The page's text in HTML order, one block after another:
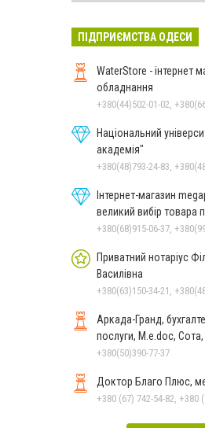
ПІДПРИЄМСТВА ОДЕСИ
WaterStore - інтернет
обладнання
Національний
академія"
Інтернет-магазин
великий вибір товара
Приватний нотаріус
Василівна
+380(63)150-34-21,
Аркада-Гранд,
послуги, M.e.doc,
+380(50)390-77-37
Доктор Благо Плюс,